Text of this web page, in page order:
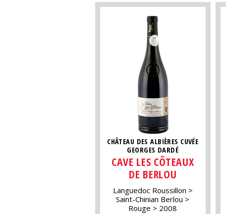
CHÂTEAU DES ALBIÈRES CUVÉE
GEORGES DARDÉ
CAVE LES CÔTEAUX
DE BERLOU
Languedoc Roussillon
Saint-Chinian Berlou
Rouge
2008